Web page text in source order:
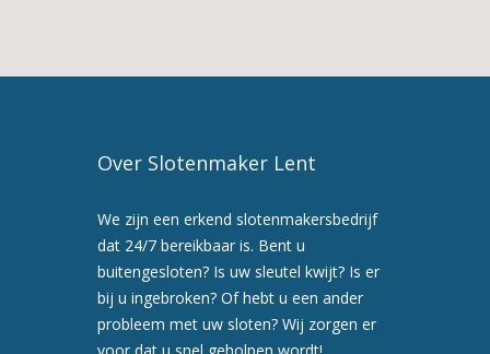
Over Slotenmaker Lent
We zijn een erkend slotenmakersbedrijf
dat 24/7 bereikbaar is. Bent u
buitengesloten? Is uw sleutel kwijt? Is er
bij u ingebroken? Of hebt u een ander
probleem met uw sloten? Wij zorgen er